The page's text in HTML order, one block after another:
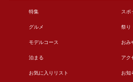
特集 スポ
グルメ 祭り
モデルコース おみ
泊まる アク
お気に入りリスト お知